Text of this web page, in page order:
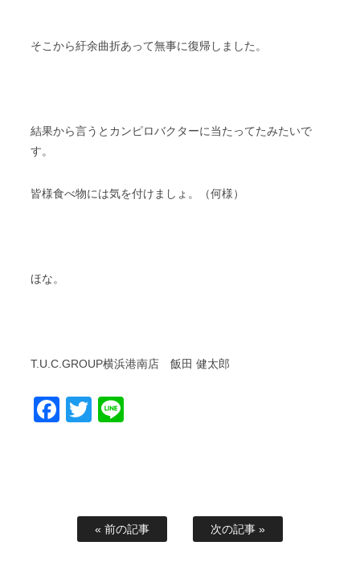
そこから紆余曲折あって無事に復帰しました。
結果から言うとカンピロバクターに当たってたみたいで
す。
皆様食べ物には気を付けましょ。（何様）
ほな。
T.U.C.GROUP横浜港南店 飯田 健太郎
Facebook
Twitter
« 前の記事 次の記事 »